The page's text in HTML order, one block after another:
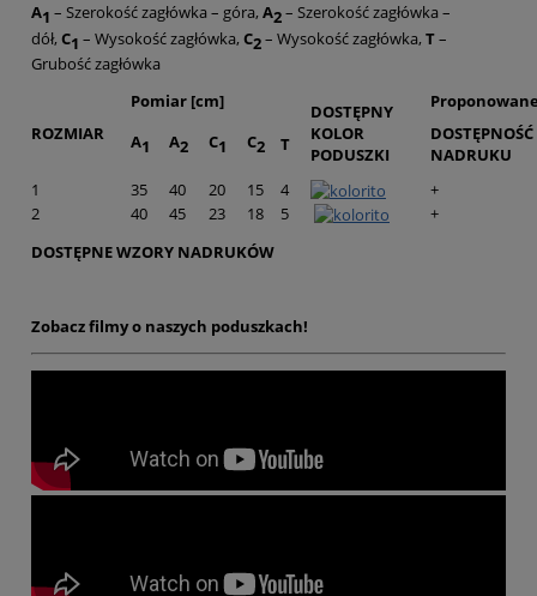
A1 – Szerokość zagłówka – góra, A2– Szerokość zagłówka –
dół, C1 – Wysokość zagłówka, C2– Wysokość zagłówka, T–
Grubość zagłówka
ROZMIAR
Pomiar [cm]
DOSTĘPNY
KOLOR
PODUSZKI
A1 A2 C1 C2 T
DOSTĘPNOŚĆ
NADRUKU
1
35 40 20 15 4
+
2
40 45 23 18 5
+
DOSTĘPNE WZORY NADRUKÓW
Zobacz filmy o naszych poduszkach!